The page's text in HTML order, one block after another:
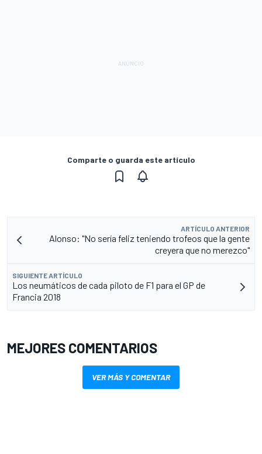
Comparte o guarda este artículo
ARTÍCULO ANTERIOR
Alonso: "No sería feliz teniendo trofeos que la gente
creyera que no merezco"
SIGUIENTE ARTÍCULO
Los neumáticos de cada piloto de F1 para el GP de
Francia 2018
MEJORES COMENTARIOS
VER MÁS Y COMENTAR